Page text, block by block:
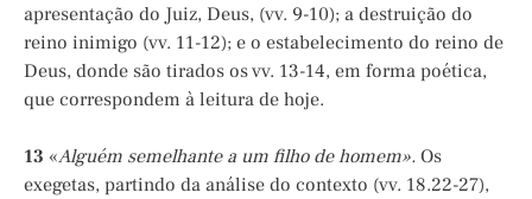
apresentação do Juiz, Deus, (vv. 9-10); a destruição do
reino inimigo (vv. 11-12); e o estabelecimento do reino de
Deus, donde são tirados os vv. 13-14, em forma poética,
que correspondem à leitura de hoje.
13 «Alguém semelhante a um filho de homem». Os
exegetas, partindo da análise do contexto (vv. 18.22-27),